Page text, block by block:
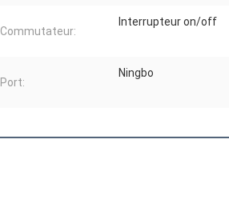
Commutateur:
Interrupteur on/off
Port:
Ningbo